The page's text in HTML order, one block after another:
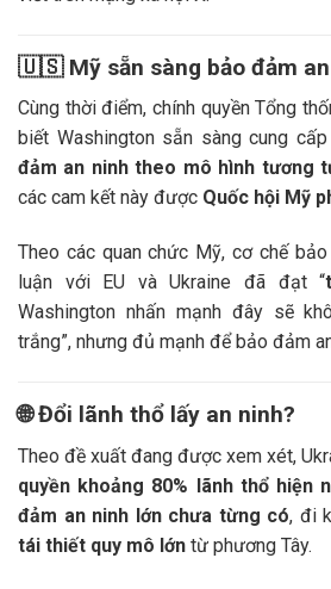
🇺🇸 Mỹ sẵn sàng bảo đảm
Cùng thời điểm, chính quyền Tổng
biết Washington sẵn sàng cung
đảm an ninh theo mô hình tương
các cam kết này được Quốc hội Mỹ
Theo các quan chức Mỹ, cơ chế
luận với EU và Ukraine đã đạt “
Washington nhấn mạnh đây sẽ
trắng”, nhưng đủ mạnh để bảo đảm
🌐Đổi lãnh thổ lấy an ninh?
Theo đề xuất đang được xem xét,
quyền khoảng 80% lãnh thổ hiện
đảm an ninh lớn chưa từng có, đi
tái thiết quy mô lớn từ phương Tây.